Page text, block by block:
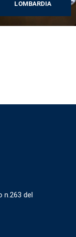
LOMBARDIA
n.263 del